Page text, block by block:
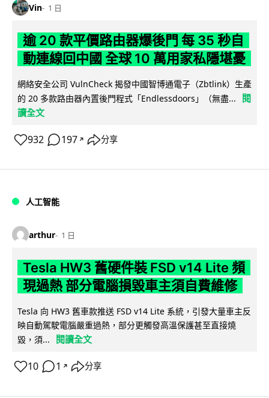
Vin 1 日
逾 20 款平價路由器爆後門 每 35 秒自
動連線回中國 全球 10 萬用家私隱堪憂
網絡安全公司 VulnCheck 揭發中國智博通電子（Zbtlink）生產
的 20 多款路由器內置後門程式「Endlessdoors」（無盡...
閱
讀全文
932 197 ↗ 分享
人工智能
arthur 1 日
Tesla HW3 舊硬件裝 FSD v14 Lite 頻
現過熱 部分電腦損毀車主須自費維修
Tesla 向 HW3 舊車款推送 FSD v14 Lite 系統，引發大量車主反
映自動駕駛電腦嚴重過熱，部分更觸發高溫保護甚至直接燒
毀，須...
閱讀全文
10 1 ↗ 分享